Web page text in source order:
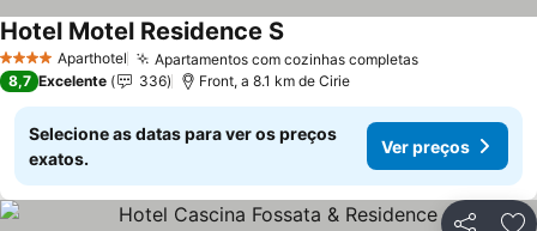
4 EstrelasAparthotel Apartamentos com cozinhas completasVer preços
Hotel Motel Residence S
8,7 Excelente 336 Front, a 8.1 km de Cirie
Selecione as datas para ver os preços
exatos.
Ver preços